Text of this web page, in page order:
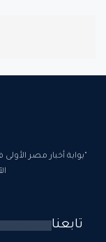
"بوابة أخبار مصر
تابعنا